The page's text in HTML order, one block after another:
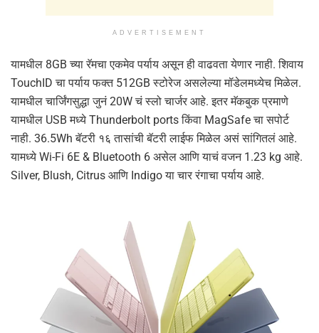
ADVERTISEMENT
यामधील 8GB च्या रॅमचा एकमेव पर्याय असून ही वाढवता येणार नाही. शिवाय
TouchID चा पर्याय फक्त 512GB स्टोरेज असलेल्या मॉडेलमध्येच मिळेल.
यामधील चार्जिंगसुद्धा जुनं 20W चं स्लो चार्जर आहे. इतर मॅकबुक प्रमाणे
यामधील USB मध्ये Thunderbolt ports किंवा MagSafe चा सपोर्ट
नाही. 36.5Wh बॅटरी १६ तासांची बॅटरी लाईफ मिळेल असं सांगितलं आहे.
यामध्ये Wi-Fi 6E & Bluetooth 6 असेल आणि याचं वजन 1.23 kg आहे.
Silver, Blush, Citrus आणि Indigo या चार रंगाचा पर्याय आहे.